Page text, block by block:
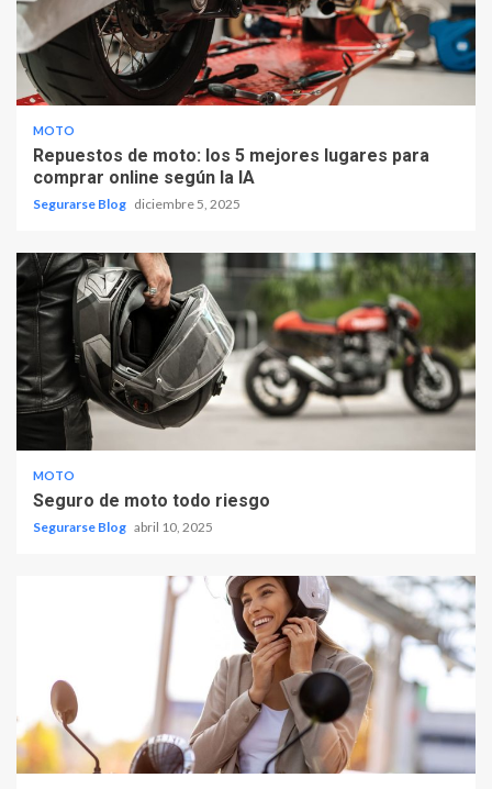
MOTO
Repuestos de moto: los 5 mejores lugares para
comprar online según la IA
Segurarse Blog diciembre 5, 2025
MOTO
Seguro de moto todo riesgo
Segurarse Blog abril 10, 2025